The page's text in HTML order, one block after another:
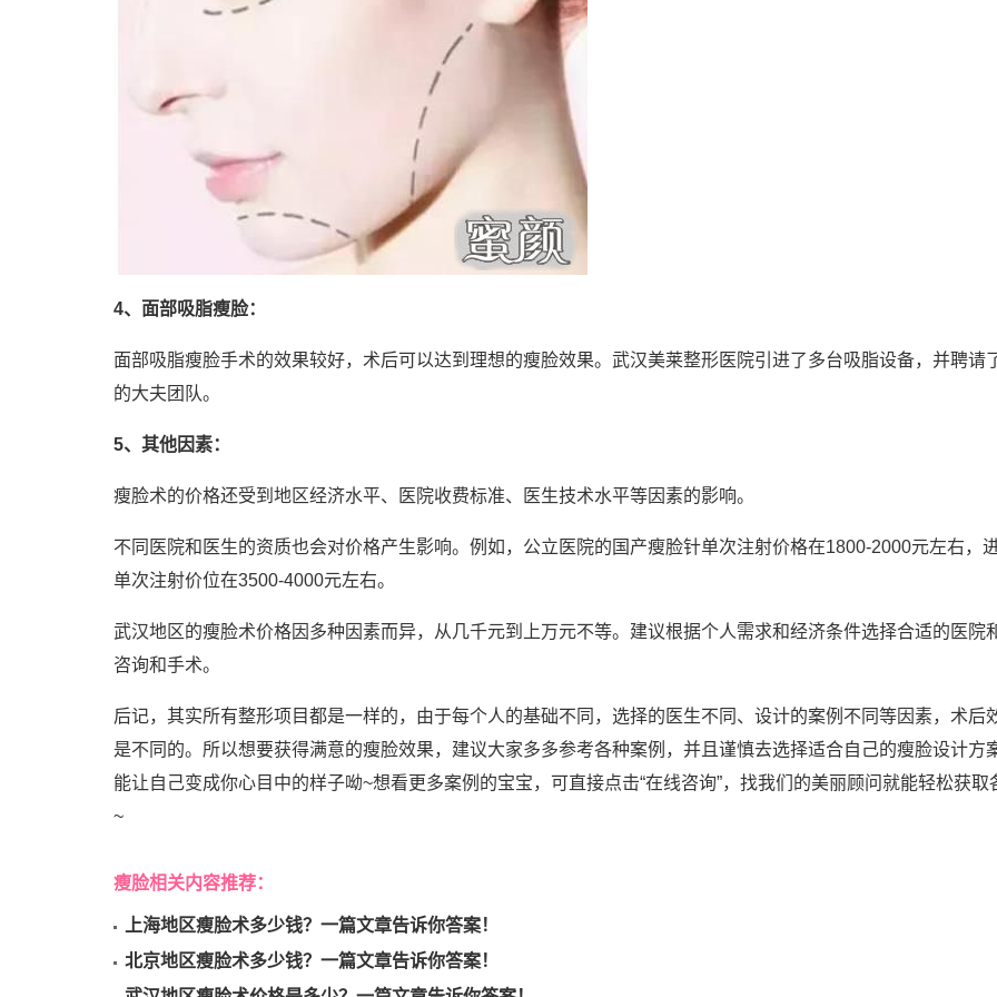
4、面部吸脂瘦脸：
面部吸脂瘦脸手术的效果较好，术后可以达到理想的瘦脸效果。武汉美莱整形医院引进了多台吸脂设备，并聘请
的大夫团队。
5、其他因素：
瘦脸术的价格还受到地区经济水平、医院收费标准、医生技术水平等因素的影响。
不同医院和医生的资质也会对价格产生影响。例如，公立医院的国产瘦脸针单次注射价格在1800-2000元左右，
单次注射价位在3500-4000元左右。
武汉地区的瘦脸术价格因多种因素而异，从几千元到上万元不等。建议根据个人需求和经济条件选择合适的医院
咨询和手术。
后记，其实所有整形项目都是一样的，由于每个人的基础不同，选择的医生不同、设计的案例不同等因素，术后
是不同的。所以想要获得满意的瘦脸效果，建议大家多多参考各种案例，并且谨慎去选择适合自己的瘦脸设计方
能让自己变成你心目中的样子呦~想看更多案例的宝宝，可直接点击“在线咨询”，找我们的美丽顾问就能轻松获取
~
瘦脸相关内容推荐：
上海地区瘦脸术多少钱？一篇文章告诉你答案！
北京地区瘦脸术多少钱？一篇文章告诉你答案！